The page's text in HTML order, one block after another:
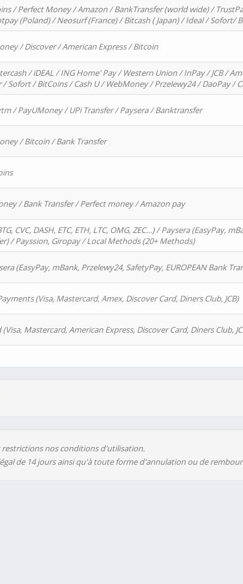
/ Perfect Money / Amazon / BankTransfer (world wide) /
(Poland) / Neosurf (France) / Bitcash ( Japan) / Ideal / Sofort/
/ Discover / American Express / Bitcoin
/ iDEAL / ING Home' Pay / Western Union / InPay / JCB /
/ Sofort / BitCoins / Cash U / WebMoney / Przelewy24 / DaoPay /
/ PayUMoney / UPi Transfer / Paysera / Banktransfer
/ Bitcoin / Bank Transfer
/ Bank Transfer / Perfect money / Amazon pay
CVC, DASH, ETC, ETH, LTC, OMG, ZEC…) / Paysera (EasyPay,
/ Payssion, Giropay / Local Methods (20+ Methods)
(EasyPay, mBank, Przelewy24, SafetyPay, EUROPEAN Bank
(Visa, Mastercard, Amex, Discover Card, Diners Club, JCB)
Mastercard, American Express, Discover Card, Diners Club,
restrictions nos conditions d'utilisation.
de 14 jours ainsi qu'à toute forme d'annulation ou de